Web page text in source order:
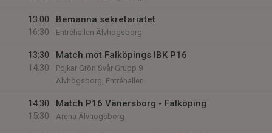
13:00
16:30
Bemanna sekretariatet
Entréhallen Älvhögsborg
13:30
14:30
Match mot Falköpings IBK P16
Pojkar Grön Svår Grupp 9
Älvhögsborg, Entréhallen
14:30
15:30
Match P16 Vänersborg - Falköping
Arena Älvhögsborg